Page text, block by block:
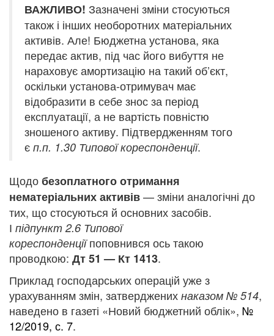
ВАЖЛИВО! Зазначені зміни стосуються
також і інших необоротних матеріальних
активів. Але! Бюджетна установа, яка
передає актив, під час його вибуття не
нараховує амортизацію на такий об’єкт,
оскільки установа-отримувач має
відобразити в себе знос за період
експлуатації, а не вартість повністю
зношеного активу. Підтвердженням того
є п.п. 1.30 Типової кореспонденції.
Щодобезоплатного отримання
нематеріальних активів— зміни аналогічні до
тих, що стосуються й основних засобів.
І підпункт 2.6 Типової
кореспонденціїпоповнився ось такою
проводкою: Дт 51 — Кт 1413.
Приклад господарських операцій уже з
урахуванням змін, затверджених наказом № 514,
наведено в газеті «Новий бюджетний облік», №
12/2019, с. 7.